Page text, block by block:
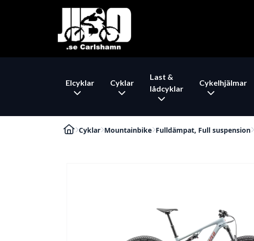
Elcyklar Cyklar
Last &
lådcyklar
Cykelhjälmar
Cyklar Mountainbike Fulldämpat, Full suspension